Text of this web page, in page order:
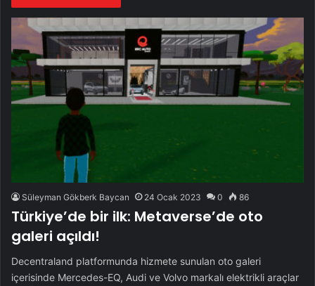
Süleyman Gökberk Baycan 24 Ocak 2023 0 86
Türkiye’de bir ilk: Metaverse’de oto
galeri açıldı!
Decentraland platformunda hizmete sunulan oto galeri
içerisinde Mercedes-EQ, Audi ve Volvo markalı elektrikli araçlar